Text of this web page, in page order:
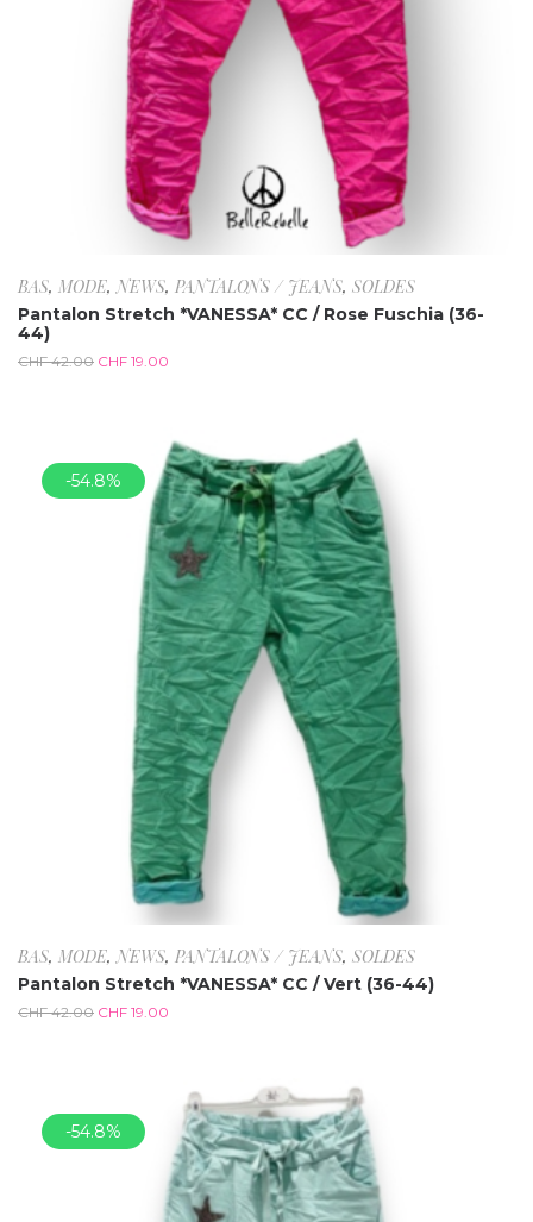
BAS, MODE,NEWS, PANTALONS / JEANS, SOLDES
Pantalon Stretch *VANESSA* CC / Rose Fuschia (36-
44)
CHF42.00 CHF 19.00
-54.8%
BAS, MODE,NEWS, PANTALONS / JEANS, SOLDES
Pantalon Stretch *VANESSA* CC / Vert (36-44)
CHF42.00 CHF 19.00
-54.8%